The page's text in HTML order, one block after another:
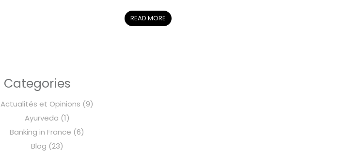
READ MORE
Categories
Actualités et Opinions (9)
Ayurveda (1)
Banking in France (6)
Blog (23)